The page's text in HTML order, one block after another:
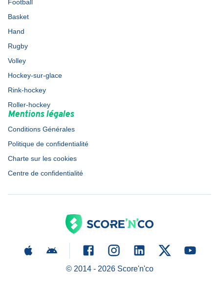
Football
Basket
Hand
Rugby
Volley
Hockey-sur-glace
Rink-hockey
Roller-hockey
Mentions légales
Conditions Générales
Politique de confidentialité
Charte sur les cookies
Centre de confidentialité
© 2014 - 2026Score'n'co